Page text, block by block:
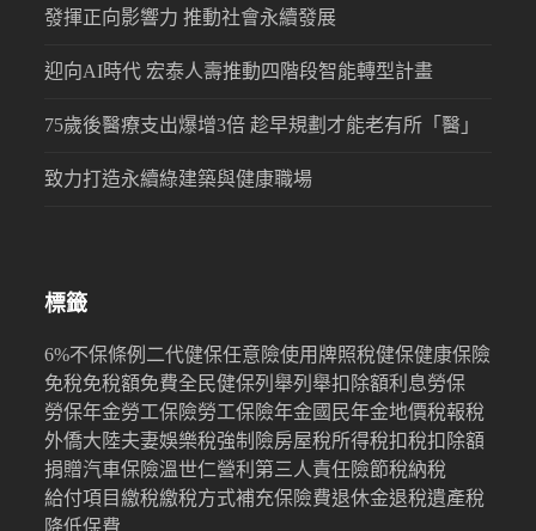
發揮正向影響力 推動社會永續發展
迎向AI時代 宏泰人壽推動四階段智能轉型計畫
75歲後醫療支出爆增3倍 趁早規劃才能老有所「醫」
致力打造永續綠建築與健康職場
標籤
6%不保條例 二代健保任意險使用牌照稅健保健康保險
免稅免稅額免費全民健保列舉列舉扣除額利息勞保
勞保年金勞工保險勞工保險年金國民年金地價稅報稅
外僑大陸夫妻娛樂稅強制險房屋稅所得稅扣稅扣除額
捐贈汽車保險溫世仁營利 第三人責任險節稅納稅
給付項目繳稅繳稅方式補充保險費退休金退稅遺產稅
降低保費